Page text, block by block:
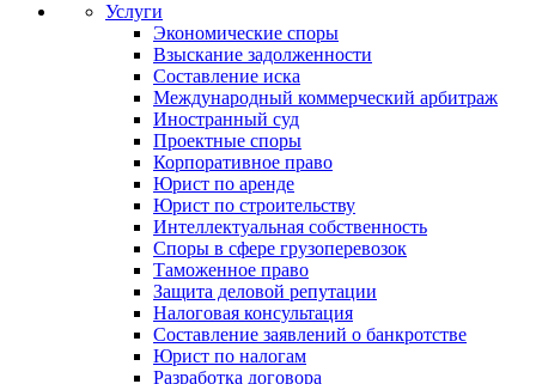
Услуги
Экономические споры
Взыскание задолженности
Составление иска
Международный коммерческий арбитраж
Иностранный суд
Проектные споры
Корпоративное право
Юрист по аренде
Юрист по строительству
Интеллектуальная собственность
Споры в сфере грузоперевозок
Таможенное право
Защита деловой репутации
Налоговая консультация
Составление заявлений о банкротстве
Юрист по налогам
Разработка договора